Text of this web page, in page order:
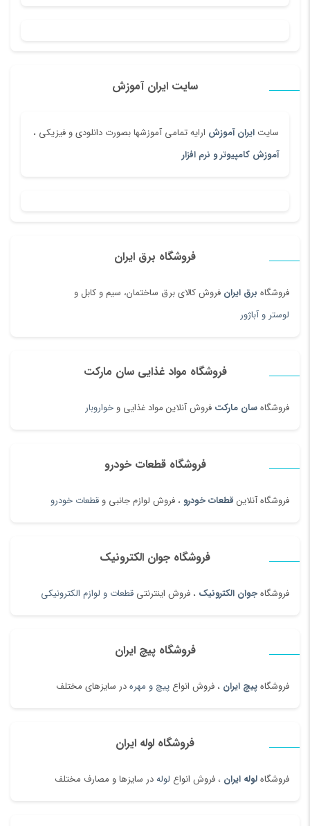
سایت ایران آموزش
سایت ایران آموزش ارایه تمامی آموزشها بصورت دانلودی و فیزیکی ،
آموزش کامپیوتر و نرم افزار
فروشگاه برق ایران
فروشگاه برق ایران فروش کالای برق ساختمان، سیم و کابل و
لوستر و آباژور
فروشگاه مواد غذایی سان مارکت
فروشگاهسان مارکت فروش آنلاین مواد غذایی و خواروبار
فروشگاه قطعات خودرو
فروشگاه آنلاین قطعات خودرو ، فروش لوازم جانبی و قطعات خودرو
فروشگاه جوان الکترونیک
فروشگاهجوان الکترونیک ، فروش اینترنتی قطعات و لوازم الکترونیکی
فروشگاه پیچ ایران
فروشگاهپیچ ایران ، فروش انواع پیچ و مهرهدر سایزهای مختلف
فروشگاه لوله ایران
فروشگاهلوله ایران ، فروش انواع لولهدر سایزها و مصارف مختلف